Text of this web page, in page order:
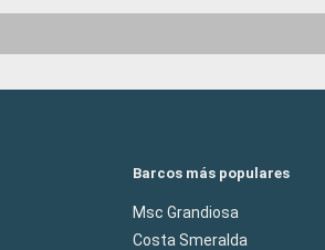
Barcos más populares
Msc Grandiosa
Costa Smeralda